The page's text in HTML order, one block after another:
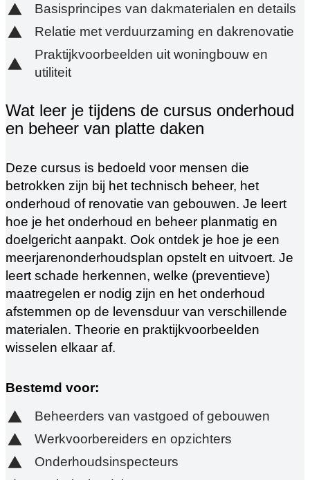
Basisprincipes van dakmaterialen en details
Relatie met verduurzaming en dakrenovatie
Praktijkvoorbeelden uit woningbouw en
utiliteit
Wat leer je tijdens de cursus onderhoud
en beheer van platte daken
Deze cursus is bedoeld voor mensen die
betrokken zijn bij het technisch beheer, het
onderhoud of renovatie van gebouwen. Je leert
hoe je het onderhoud en beheer planmatig en
doelgericht aanpakt. Ook ontdek je hoe je een
meerjarenonderhoudsplan opstelt en uitvoert. Je
leert schade herkennen, welke (preventieve)
maatregelen er nodig zijn en het onderhoud
afstemmen op de levensduur van verschillende
materialen. Theorie en praktijkvoorbeelden
wisselen elkaar af.
Bestemd voor:
Beheerders van vastgoed of gebouwen
Werkvoorbereiders en opzichters
Onderhoudsinspecteurs